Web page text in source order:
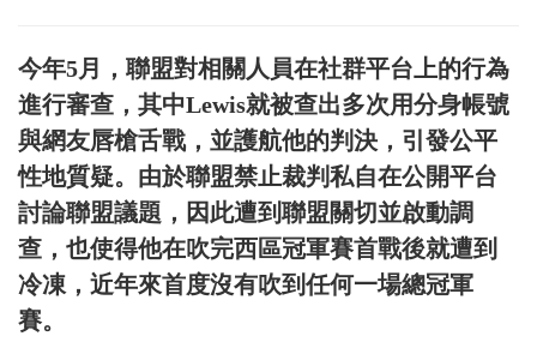
今年5月，聯盟對相關人員在社群平台上的行為
進行審查，其中Lewis就被查出多次用分身帳號
與網友唇槍舌戰，並護航他的判決，引發公平
性地質疑。由於聯盟禁止裁判私自在公開平台
討論聯盟議題，因此遭到聯盟關切並啟動調
查，也使得他在吹完西區冠軍賽首戰後就遭到
冷凍，近年來首度沒有吹到任何一場總冠軍
賽。